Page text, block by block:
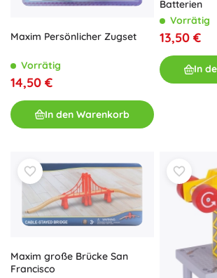
Maxim Persönlicher Zugset
Vorrätig
14,50 €
In den Warenkorb
Batterien
Vorrätig
13,50 €
In
Maxim große Brücke San
Francisco